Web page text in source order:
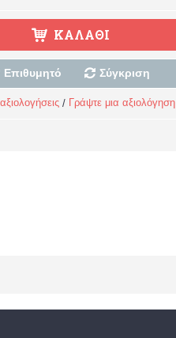
ΚΑΛΆΘΙ
Επιθυμητό Σύγκριση
/ Γράψτε μια αξιολόγηση